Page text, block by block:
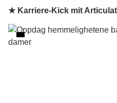
★ Karriere-Kick mit